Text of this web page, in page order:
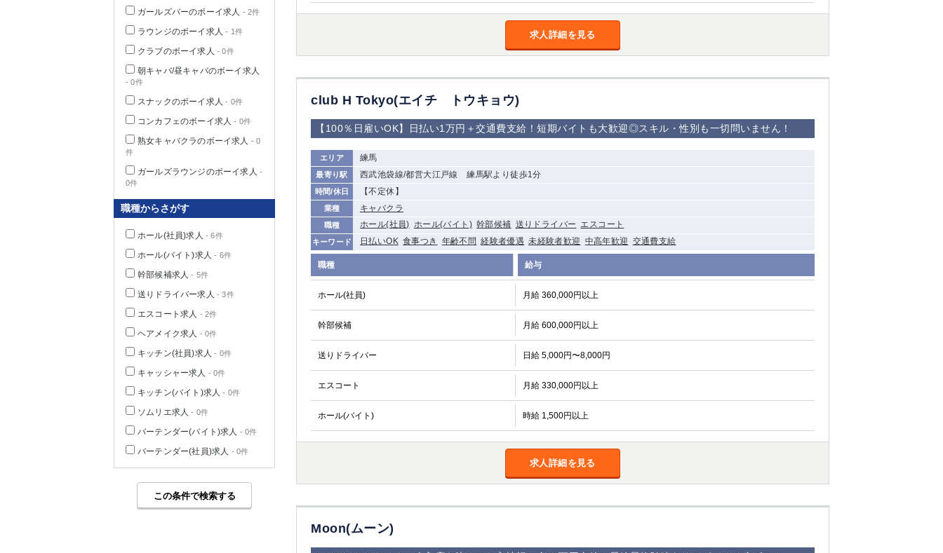
求人詳細を見る
club H Tokyo(エイチ トウキョウ)
【100％日雇いOK】日払い1万円＋交通費支給！短期バイトも大歓迎◎スキル・性別も一切問いません！
エリア 練馬
最寄り駅 西武池袋線/都営大江戸線 練馬駅より徒歩1分
時間/休日 【不定休】
業種 キャバクラ
職種 ホール(社員) ホール(バイト) 幹部候補 送りドライバー エスコート
キーワード 日払いOK 食事つき 年齢不問 経験者優遇 未経験者歓迎 中高年歓迎 交通費支給
職種 給与
ホール(社員) 月給 360,000円以上
幹部候補 月給 600,000円以上
送りドライバー 日給 5,000円〜8,000円
エスコート 月給 330,000円以上
ホール(バイト) 時給 1,500円以上
求人詳細を見る
Moon(ムーン)
ガールズバーのボーイ求人 - 2件
ラウンジのボーイ求人 - 1件
クラブのボーイ求人 - 0件
朝キャバ/昼キャバのボーイ求人
- 0件
スナックのボーイ求人 - 0件
コンカフェのボーイ求人 - 0件
熟女キャバクラのボーイ求人 - 0
件
ガールズラウンジのボーイ求人 -
0件
職種からさがす
ホール(社員)求人 - 6件
ホール(バイト)求人 - 6件
幹部候補求人 - 5件
送りドライバー求人 - 3件
エスコート求人 - 2件
ヘアメイク求人 - 0件
キッチン(社員)求人 - 0件
キャッシャー求人 - 0件
キッチン(バイト)求人 - 0件
ソムリエ求人 - 0件
バーテンダー(バイト)求人 - 0件
バーテンダー(社員)求人 - 0件
この条件で検索する
千葉県 船橋 津田沼 成田 千葉
西船橋
木更津 柏（東口）
八千代台 本八幡
浦安
都宮西口）
茨城県 土浦 ひたち野うしく
群馬県 高崎
該当求人 0件 選択した内容で設定